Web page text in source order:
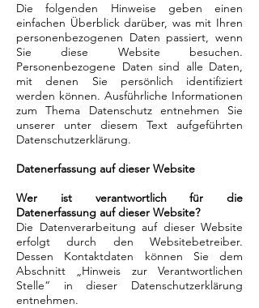
Die folgenden Hinweise geben einen
einfachen Überblick darüber, was mit Ihren
personenbezogenen Daten passiert, wenn
Sie diese Website besuchen.
Personenbezogene Daten sind alle Daten,
mit denen Sie persönlich identifiziert
werden können. Ausführliche Informationen
zum Thema Datenschutz entnehmen Sie
unserer unter diesem Text aufgeführten
Datenschutzerklärung.
Datenerfassung auf dieser Website
Wer ist verantwortlich für die
Datenerfassung auf dieser Website?
Die Datenverarbeitung auf dieser Website
erfolgt durch den Websitebetreiber.
Dessen Kontaktdaten können Sie dem
Abschnitt „Hinweis zur Verantwortlichen
Stelle“ in dieser Datenschutzerklärung
entnehmen.